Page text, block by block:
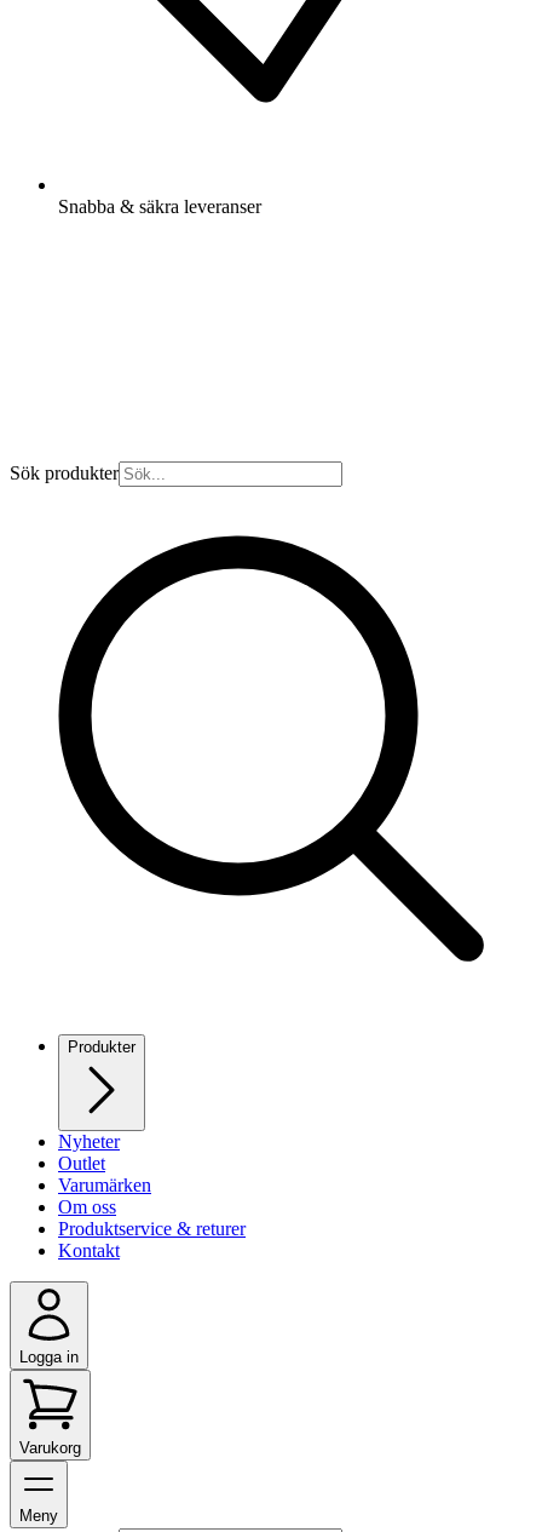
Snabba & säkra leveranser
Sök produkter
Produkter
Nyheter
Outlet
Varumärken
Om oss
Produktservice & returer
Kontakt
Logga in
Varukorg
Meny